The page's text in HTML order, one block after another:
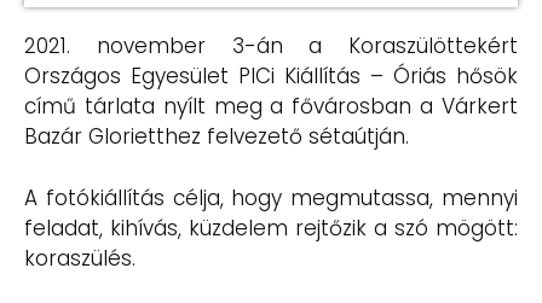
2021. november 3-án a Koraszülöttekért
Országos Egyesület PICi Kiállítás – Óriás hősök
című tárlata nyílt meg a fővárosban a Várkert
Bazár Glorietthez felvezető sétaútján.
A fotókiállítás célja, hogy megmutassa, mennyi
feladat, kihívás, küzdelem rejtőzik a szó mögött:
koraszülés.